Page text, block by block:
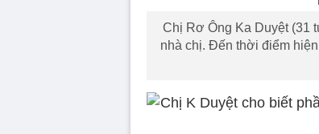
Chị Rơ Ông Ka Duyệt (31
nhà chị. Đến thời điểm